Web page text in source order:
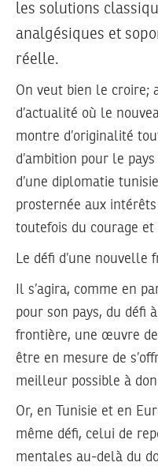
les solutions
analgésiques et
réelle.
On veut bien le croire;
d’actualité où le
montre d’originalité
d’ambition pour le
d’une diplomatie
prosternée aux
toutefois du courage et
Le défi d’une nouvelle
Il s’agira, comme en
pour son pays, du défi
frontière, une œuvre
être en mesure de
meilleur possible à
Or, en Tunisie et en
même défi, celui de
mentales au-delà du